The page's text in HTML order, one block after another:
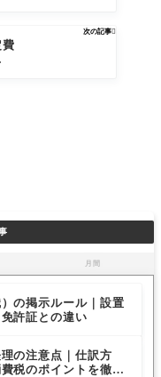
次の記事
月間
の掲示ルール｜設置
許証との違い
理の注意点｜仕訳方
税のポイントを徹底